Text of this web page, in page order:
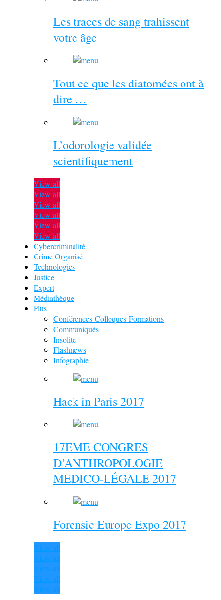
Les traces de sang trahissent
votre âge
Tout ce que les diatomées ont à
dire …
L’odorologie validée
scientifiquement
View all
View all
View all
View all
View all
View all
Cybercriminalité
Crime Organisé
Technologies
Justice
Expert
Médiathèque
Plus
Conférences-Colloques-Formations
Communiqués
Insolite
Flashnews
Infographie
Hack in Paris 2017
17EME CONGRES
D’ANTHROPOLOGIE
MEDICO-LÉGALE 2017
Forensic Europe Expo 2017
View all
View all
View all
View all
View all